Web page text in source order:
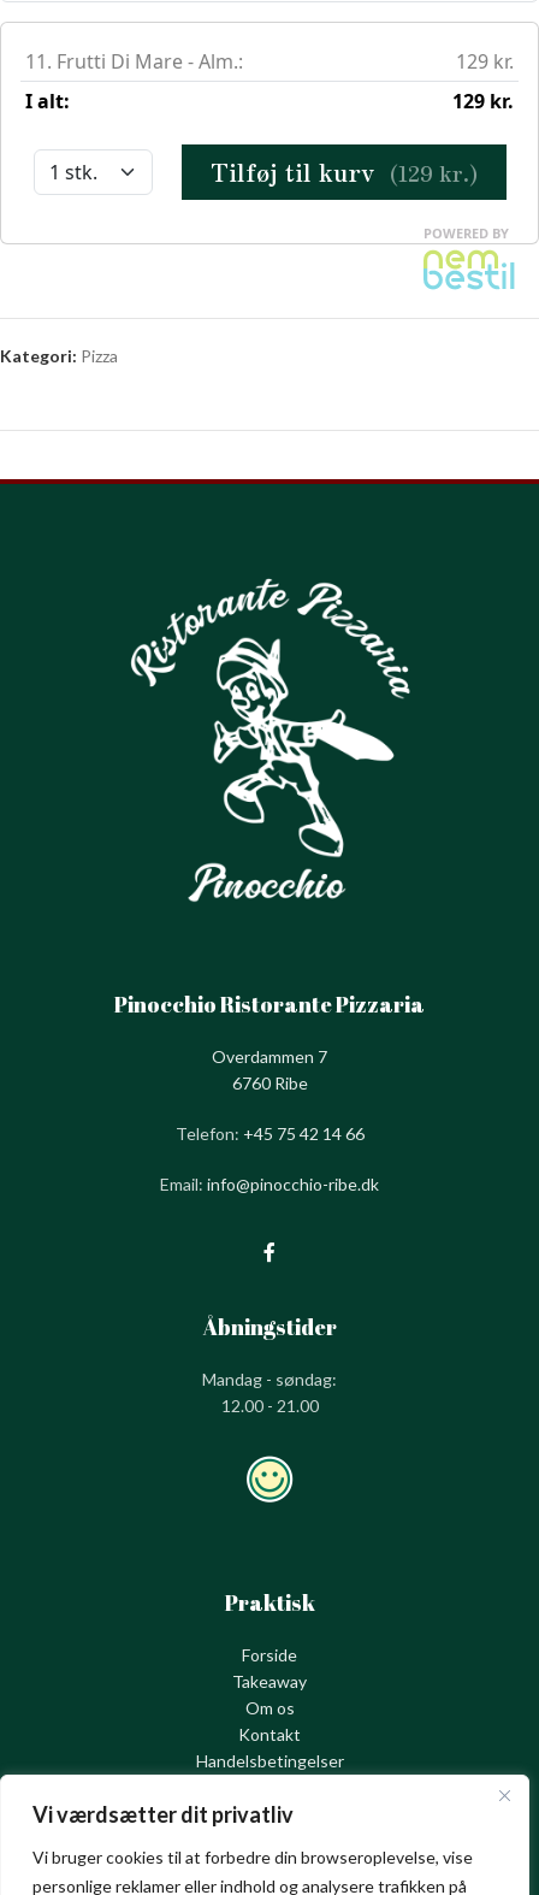
Vi værdsætter dit privatliv
Vi bruger cookies til at forbedre din browseroplevelse, vise
personlige reklamer eller indhold og analysere trafikken på
Kategori: Pizza
Pinocchio Ristorante Pizzaria
Overdammen 7
6760 Ribe
Telefon: +45 75 42 14 66
Email: info@pinocchio-ribe.dk
Åbningstider
Mandag - søndag:
12.00 - 21.00
Praktisk
Forside
Takeaway
Om os
Kontakt
Handelsbetingelser